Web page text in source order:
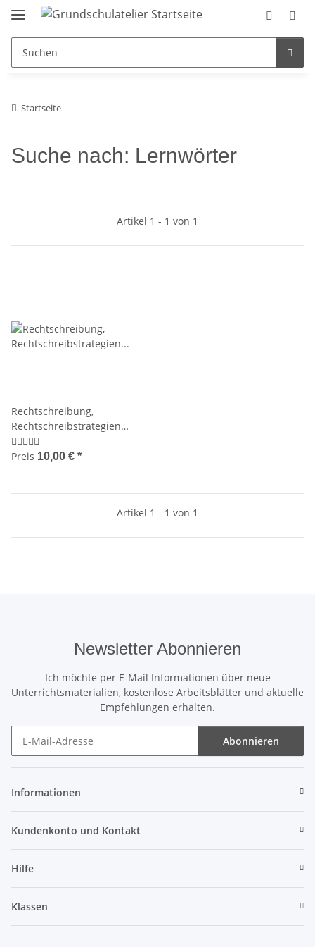
Startseite
Suche nach: Lernwörter
Artikel 1 - 1 von 1
Rechtschreibung,
Rechtschreibstrategien
(Arbeitsblätter)
Preis 10,00 € *
Artikel 1 - 1 von 1
Newsletter Abonnieren
Ich möchte per E-Mail Informationen über neue
Unterrichtsmaterialien, kostenlose Arbeitsblätter und aktuelle
Empfehlungen erhalten.
Abonnieren
Informationen
Kundenkonto und Kontakt
Hilfe
Klassen